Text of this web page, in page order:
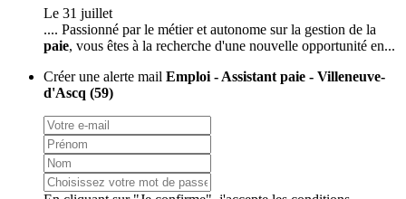
Le 31 juillet
.... Passionné par le métier et autonome sur la gestion de la
paie, vous êtes à la recherche d'une nouvelle opportunité en...
Créer une alerte mail Emploi - Assistant paie - Villeneuve-
d'Ascq (59)